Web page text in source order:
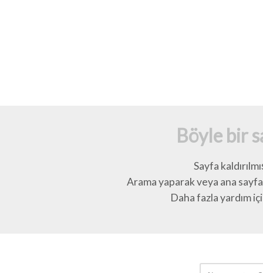
Böyle bir
Sayfa
Arama yaparak veya ana
Daha fazla yardım